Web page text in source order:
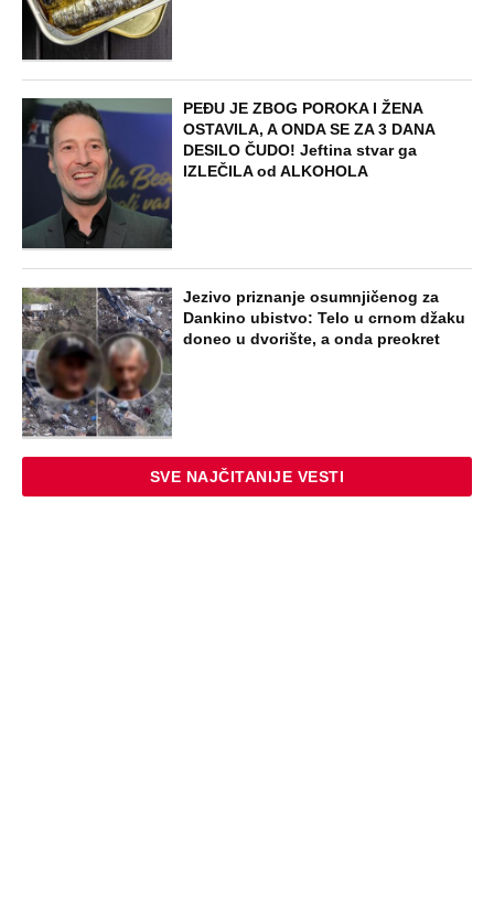
PEĐU JE ZBOG POROKA I ŽENA
OSTAVILA, A ONDA SE ZA 3 DANA
DESILO ČUDO! Jeftina stvar ga
IZLEČILA od ALKOHOLA
Jezivo priznanje osumnjičenog za
Dankino ubistvo: Telo u crnom džaku
doneo u dvorište, a onda preokret
SVE NAJČITANIJE VESTI